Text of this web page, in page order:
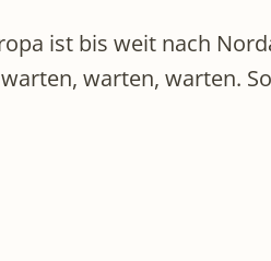
ist bis weit nach
warten, warten.